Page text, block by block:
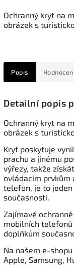
Ochranný kryt na
obrázek s
Popis
Detailní popis
Ochranný kryt na
obrázek s
Kryt poskytuje
prachu a jinému
výřezy, takže
ovládacím prvkům
telefon, je to
současnosti.
Zajímavé
mobilních
doplňkům
Na našem e-
Apple, Samsung,